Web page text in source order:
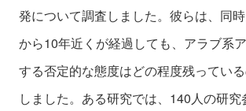
発について調査しました。彼らは、同
から10年近くが経過しても、アラブ系
する否定的な態度はどの程度残ってい
しました。ある研究では、140人の研